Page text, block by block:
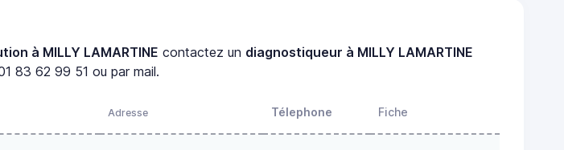
à MILLY LAMARTINE contactez un diagnostiqueur à MILLY LAMARTINE
83 62 99 51 ou par mail.
Adresse Télephone Fiche